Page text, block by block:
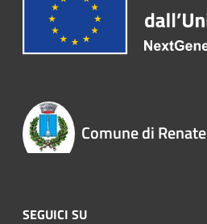
Comune di Renate
SEGUICI SU